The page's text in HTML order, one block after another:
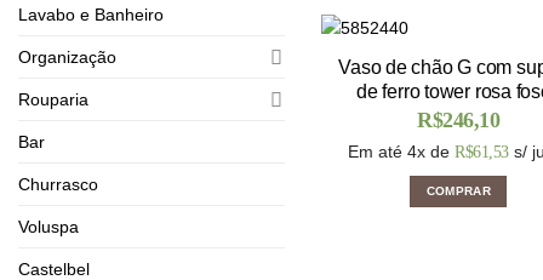
Lavabo e Banheiro
Organização
Rouparia
Bar
Churrasco
Voluspa
Castelbel
Vaso de chão G com
de ferro tower rosa
R$246,10
Em até 4x de R$61,53 s/
COMPRAR